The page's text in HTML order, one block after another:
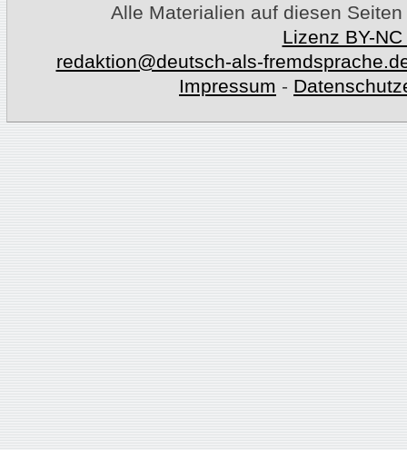
Alle Materialien auf diesen
Lizenz BY-
redaktion@deutsch-als-
Impressum -